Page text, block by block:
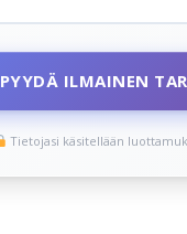
PYYDÄ ILMAINEN
Tietojasi käsitellään